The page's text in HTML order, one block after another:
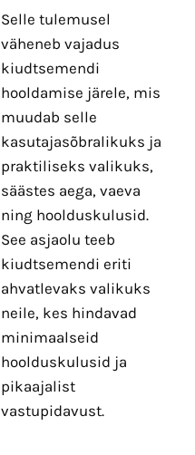
Selle tulemusel
väheneb vajadus
kiudtsemendi
hooldamise järele, mis
muudab selle
kasutajasõbralikuks ja
praktiliseks valikuks,
säästes aega, vaeva
ning hoolduskulusid.
See asjaolu teeb
kiudtsemendi eriti
ahvatlevaks valikuks
neile, kes hindavad
minimaalseid
hoolduskulusid ja
pikaajalist
vastupidavust.